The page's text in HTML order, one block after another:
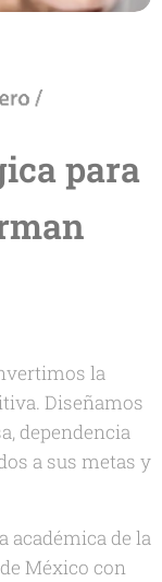
para
la
Diseñamos
dependencia
a sus metas y
académica de la
México con